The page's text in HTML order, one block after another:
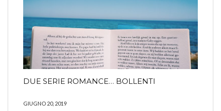
DUE SERIE ROMANCE… BOLLENTI
GIUGNO 20, 2019